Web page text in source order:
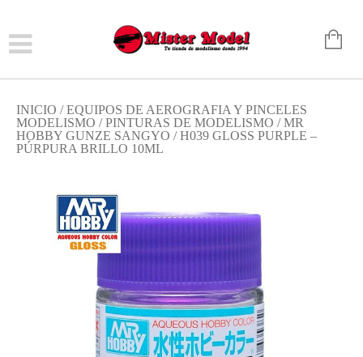
INICIO /EQUIPOS DE AEROGRAFIA Y PINCELES
MODELISMO /PINTURAS DE MODELISMO /MR
HOBBY GUNZE SANGYO / H039 GLOSS PURPLE –
PÚRPURA BRILLO 10ML